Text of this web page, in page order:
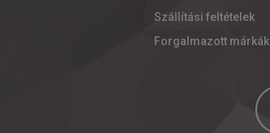
Szállítási feltételek
Forgalmazott márkák